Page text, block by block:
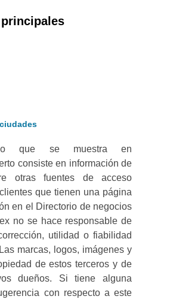
que se muestra en
consiste en información de
otras fuentes de acceso
que tienen una página
en el Directorio de negocios
no se hace responsable de
utilidad o fiabilidad
marcas, logos, imágenes y
de estos terceros y de
dueños. Si tiene alguna
con respecto a este